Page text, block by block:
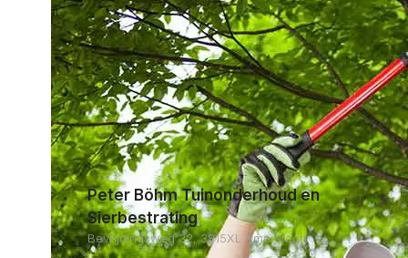
Peter Böhm Tuinonderhoud en
Sierbestrating
Bevrijdingsweg 32, 3815XL Amersfoort